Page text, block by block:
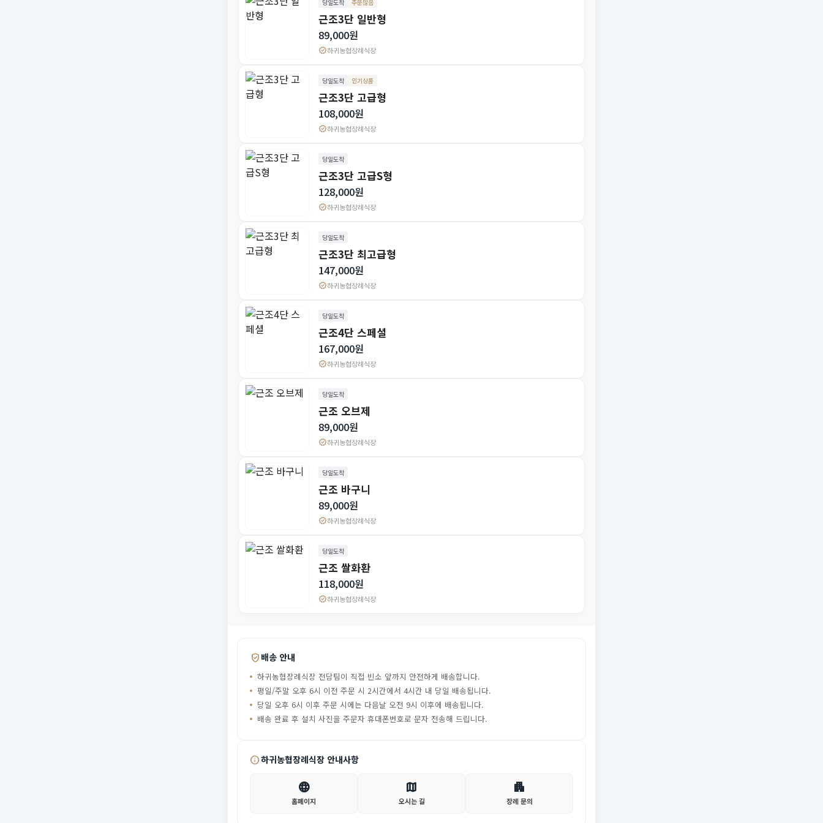
당일도착 주문많음
근조3단 일반형
89,000원
verified하귀농협장례식장
당일도착 인기상품
근조3단 고급형
108,000원
verified하귀농협장례식장
당일도착
근조3단 고급S형
128,000원
verified하귀농협장례식장
당일도착
근조3단 최고급형
147,000원
verified하귀농협장례식장
당일도착
근조4단 스페셜
167,000원
verified하귀농협장례식장
당일도착
근조 오브제
89,000원
verified하귀농협장례식장
당일도착
근조 바구니
89,000원
verified하귀농협장례식장
당일도착
근조 쌀화환
118,000원
verified하귀농협장례식장
verified_user 배송 안내
하귀농협장례식장 전담팀이 직접 빈소 앞까지 안전하게 배송합니다.
평일/주말 오후 6시 이전 주문 시 2시간에서 4시간 내 당일 배송됩니다.
당일 오후 6시 이후 주문 시에는 다음날 오전 9시 이후에 배송됩니다.
배송 완료 후 설치 사진을 주문자 휴대폰번호로 문자 전송해 드립니다.
info하귀농협장례식장 안내사항
language
홈페이지
map
오시는 길
apartment
장례 문의